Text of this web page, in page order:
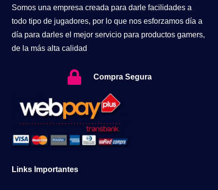
Somos una empresa creada para darle facilidades a
todo tipo de jugadores, por lo que nos esforzamos día a
día para darles el mejor servicio para productos gamers,
de la más alta calidad
Compra Segura
Links Importantes